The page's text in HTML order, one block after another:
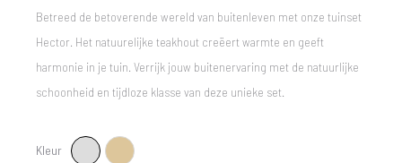
Betreed de betoverende wereld van buitenleven met onze tuinset
Hector. Het natuurelijke teakhout creëert warmte en geeft
harmonie in je tuin. Verrijk jouw buitenervaring met de natuurlijke
schoonheid en tijdloze klasse van deze unieke set.
Kleur